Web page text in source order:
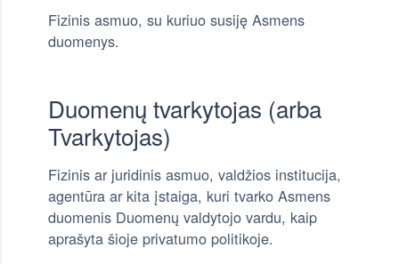
Fizinis asmuo, su kuriuo susiję Asmens
duomenys.
Duomenų tvarkytojas (arba
Tvarkytojas)
Fizinis ar juridinis asmuo, valdžios institucija,
agentūra ar kita įstaiga, kuri tvarko Asmens
duomenis Duomenų valdytojo vardu, kaip
aprašyta šioje privatumo politikoje.